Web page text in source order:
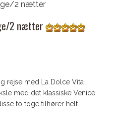
2 nætter
rejse med La Dolce Vita
med det klassiske Venice
to toge tilhører helt